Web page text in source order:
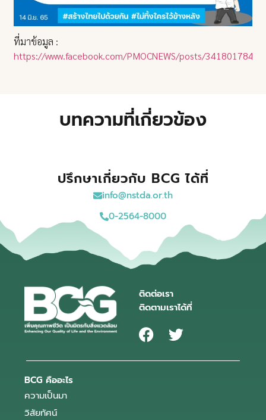
ที่มาข้อมูล :
https://www.facebook.com/PMOCNEWS/posts/
บทความที่เกี่ยวข้อง
ปรึกษาเกี่ยวกับ BCG ได้ที่
info@nstda.or.th
0-2564-8000
ติดต่อเรา
ติดตามเราได้ที่
BCG คืออะไร
ความเป็นมา
วิสัยทัศน์